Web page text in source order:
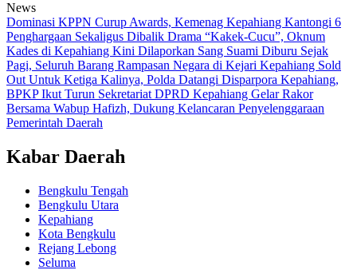
News
Dominasi KPPN Curup Awards, Kemenag Kepahiang Kantongi 6
Penghargaan Sekaligus Dibalik Drama “Kakek-Cucu”, Oknum
Kades di Kepahiang Kini Dilaporkan Sang Suami Diburu Sejak
Pagi, Seluruh Barang Rampasan Negara di Kejari Kepahiang Sold
Out Untuk Ketiga Kalinya, Polda Datangi Disparpora Kepahiang,
BPKP Ikut Turun Sekretariat DPRD Kepahiang Gelar Rakor
Bersama Wabup Hafizh, Dukung Kelancaran Penyelenggaraan
Pemerintah Daerah
Kabar Daerah
Bengkulu Tengah
Bengkulu Utara
Kepahiang
Kota Bengkulu
Rejang Lebong
Seluma